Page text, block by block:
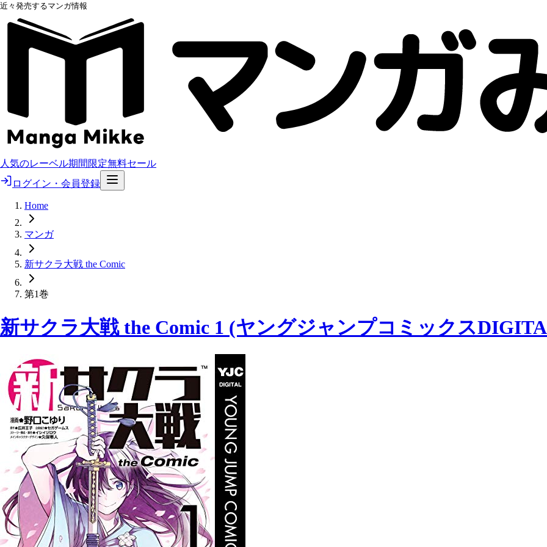
近々発売するマンガ情報
人気のレーベル期間限定無料セール
ログイン・会員登録
Home
マンガ
新サクラ大戦 the Comic
第1巻
新サクラ大戦 the Comic 1 (ヤングジャンプコミックス